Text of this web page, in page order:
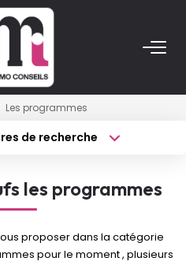
Neufs
Les programmes
de recherche
Surface min
Plus de critères
les programmes
proposer dans la catégorie
pour le moment , plusieurs